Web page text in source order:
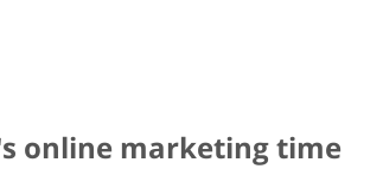
online marketing time